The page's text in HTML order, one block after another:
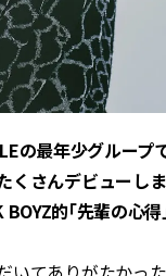
の最年少グループ
くさんデビューし
的「先輩の心